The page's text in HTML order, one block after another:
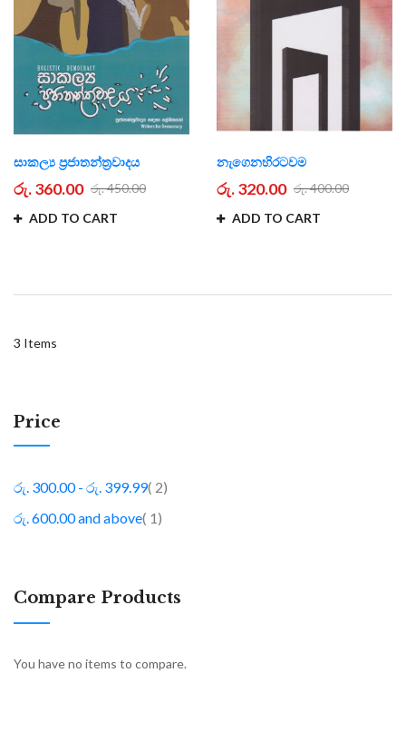
සාකල්‍ය ප්‍රජාතන්ත්‍රවාදය
රු. 360.00 රු. 450.00
ADD TO CART
නැගෙනහිරටවම
රු. 320.00 රු. 400.00
ADD TO CART
3 Items
Price
රු. 300.00- රු. 399.99 2item
රු. 600.00and above 1item
Compare Products
You have no items to compare.